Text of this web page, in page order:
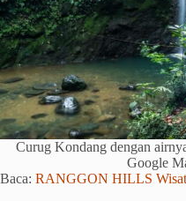
Curug Kondang dengan
Google
Baca: RANGGON HILLS